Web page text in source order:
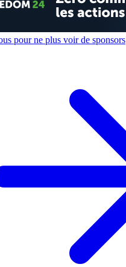
pour ne plus voir de sponsors